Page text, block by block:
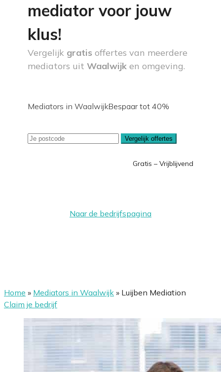
mediator voor jouw
klus!
Vergelijk gratis offertes van meerdere
mediators uit Waalwijk en omgeving.
Mediators in WaalwijkBespaar tot 40%
Vergelijk offertes
Gratis – Vrijblijvend
Naar de bedrijfspagina
Home » Mediators in Waalwijk » Luijben Mediation
Claim je bedrijf